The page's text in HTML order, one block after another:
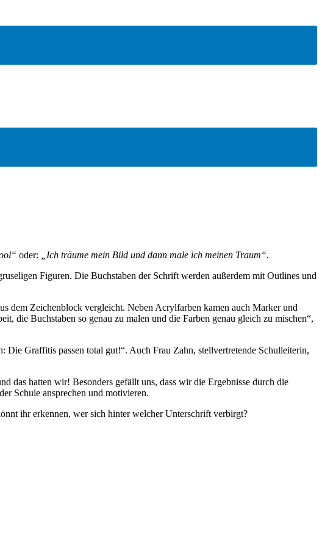
oder:
„Ich träume mein Bild und dann male ich meinen Traum“.
Figuren. Die Buchstaben der Schrift werden außerdem mit Outlines und
dem Zeichenblock vergleicht. Neben Acrylfarben kamen auch Marker und
die Buchstaben so genau zu malen und die Farben genau gleich zu mischen“,
Graffitis passen total gut!“. Auch Frau Zahn, stellvertretende Schulleiterin,
das hatten wir! Besonders gefällt uns, dass wir die Ergebnisse durch die
Schule ansprechen und motivieren.
ihr erkennen, wer sich hinter welcher Unterschrift verbirgt?